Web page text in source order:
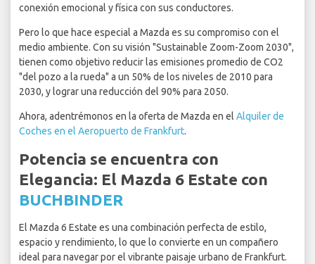
conexión emocional y física con sus conductores.
Pero lo que hace especial a Mazda es su compromiso con el
medio ambiente. Con su visión "Sustainable Zoom-Zoom 2030",
tienen como objetivo reducir las emisiones promedio de CO2
"del pozo a la rueda" a un 50% de los niveles de 2010 para
2030, y lograr una reducción del 90% para 2050.
Ahora, adentrémonos en la oferta de Mazda en el Alquiler de
Coches en el Aeropuerto de Frankfurt.
Potencia se encuentra con
Elegancia: El Mazda 6 Estate con
BUCHBINDER
El Mazda 6 Estate es una combinación perfecta de estilo,
espacio y rendimiento, lo que lo convierte en un compañero
ideal para navegar por el vibrante paisaje urbano de Frankfurt.